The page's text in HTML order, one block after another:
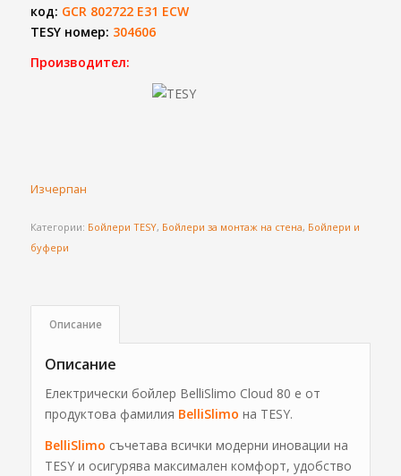
код: GCR 802722 E31 ECW
TESY номер: 304606
Производител:
Изчерпан
Категории: Бойлери TESY, Бойлери за монтаж на стена, Бойлери и
буфери
Описание
Описание
Електрически бойлер BelliSlimo Cloud 80 е от
продуктова фамилия BelliSlimo на TESY.
BelliSlimo съчетава всички модерни иновации на
TESY и осигурява максимален комфорт, удобство